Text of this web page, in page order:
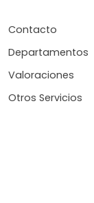
Contacto
Departamentos
Valoraciones
Otros Servicios